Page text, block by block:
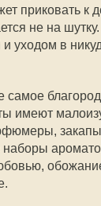
приковать к
не на
уходом в
имеют